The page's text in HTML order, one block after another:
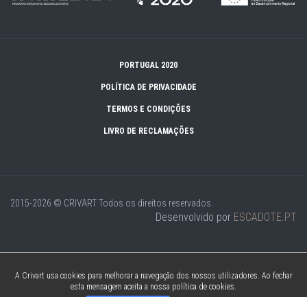
PORTUGAL 2020
POLÍTICA DE PRIVACIDADE
TERMOS E CONDIÇÕES
LIVRO DE RECLAMAÇÕES
2015-2026 © CRIVARTTodos os direitos reservados.
Desenvolvido por ESCADOTE.PT
A Crivart usa cookies para melhorar a navegação dos nossos utilizadores. Ao fechar
esta mensagem aceita a nossa política de cookies.